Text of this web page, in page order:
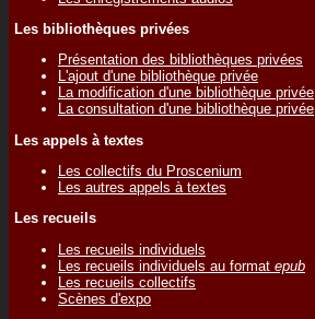
Les bibliothèques privées
Présentation des bibliothèques privées
L'ajout d'une bibliothèque privée
La modification d'une bibliothèque privée
La consultation d'une bibliothèque privée
Les appels à textes
Les collectifs du Proscenium
Les autres appels à textes
Les recueils
Les recueils individuels
Les recueils individuels au format epub
Les recueils collectifs
Scènes d'expo